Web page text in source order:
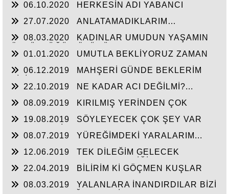
06.10.2020
HERKESİN ADI YABANCI
27.07.2020
ANLATAMADIKLARIM…
08.03.2020
KADINLAR UMUDUN YAŞAMIN
01.01.2020
UMUTLA BEKLİYORUZ ZAMAN
06.12.2019
MAHŞERİ GÜNDE BEKLERİM
22.10.2019
NE KADAR ACI DEĞİLMİ?...
08.09.2019
KIRILMIŞ YERİNDEN ÇOK
19.08.2019
SÖYLEYECEK ÇOK ŞEY VAR
08.07.2019
YÜREĞİMDEKİ YARALARIM...
12.06.2019
TEK DİLEĞİM GELECEK
YAŞATMASI...
22.04.2019
BİLİRİM Kİ GÖÇMEN KUŞLAR
08.03.2019
YALANLARA İNANDIRDILAR BİZİ